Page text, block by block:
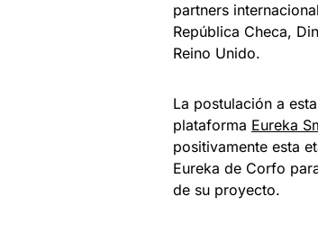
partners
República Checa,
Reino Unido.
La postulación a
plataforma Eureka
positivamente esta
Eureka de Corfo
de su proyecto.